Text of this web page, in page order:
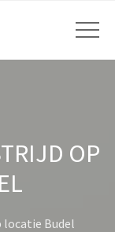
OP
locatie Budel